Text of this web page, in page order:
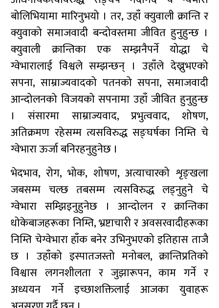
बोलिभियामा मारिनुभयो । तर, उहाँ क्युवाली क्रान्ति र
क्युवाको समाजवादी बन्दोवस्तमा जीवित हुनुहुन्छ ।
क्युवाली क्रान्तिका एक सम्झनैपर्ने योद्धा चे
ग्वेभारालाई विश्वले सम्झन्छन् । उहाँले देख्नुभएको
सपना, साम्राज्यवादको पतनको सपना, समाजवादी
आन्दोलनको विजयको सपनामा उहाँ जीवित हुनुहुन्छ
। संसारमा साम्राज्यवाद, प्रभुत्ववाद, शोषण,
अतिक्रमण रहेसम्म त्यसविरुद्ध सङ्घर्षका निम्ति चे
ग्वेभारा ऊर्जा बनिरहनुहुनेछ ।
भेदभाव, रोग, भोक, शोषण, अत्याचारको शृङ्खला
जबसम्म चल्छ तबसम्म त्यसविरुद्ध लड्नुहुने चे
ग्वेभारा सम्झिइनुहुनेछ । आन्दोलन र क्रान्तिका
धोकेबाजहरूका निम्ति, भ्रष्टाचारी र अवसरवादीहरूका
निम्ति चेग्वेभारा हाँक बनेर उभिनुभएको इतिहास ताजै
छ । उहाँको इस्पातजस्तो मनोबल, क्रान्तिप्रतिको
विश्वास लगनशीलता र जुझारूपन, काम गर्ने र
अध्ययन गर्ने इच्छाशक्तिलाई आजका युवाहरू